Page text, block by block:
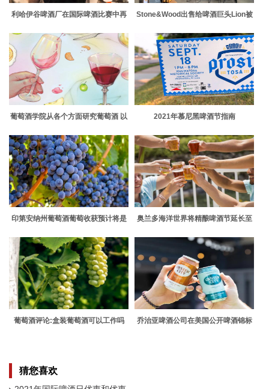
利哈伊谷啤酒厂在国际啤酒比赛中再
Stone&Wood出售给啤酒巨头Lion被
葡萄酒学院从各个方面研究葡萄酒 以
2021年慕尼黑啤酒节指南
印第安纳州葡萄酒葡萄收获预计将是
奥兰多海洋世界将精酿啤酒节延长至
葡萄酒评论:盒装葡萄酒可以工作吗
乔治亚啤酒公司在美国公开啤酒锦标
猜您喜欢